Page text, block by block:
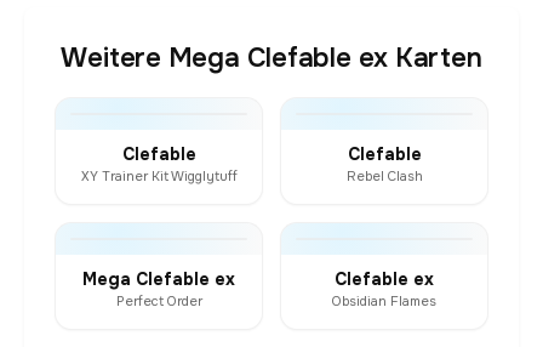
Weitere Mega Clefable ex Karten
Clefable
XY Trainer Kit Wigglytuff
Clefable
Rebel Clash
Mega Clefable ex
Perfect Order
Clefable ex
Obsidian Flames